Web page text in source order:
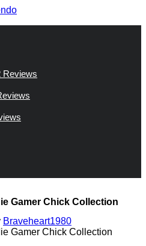
Reviews
Gamer Chick Collection
Braveheart1980